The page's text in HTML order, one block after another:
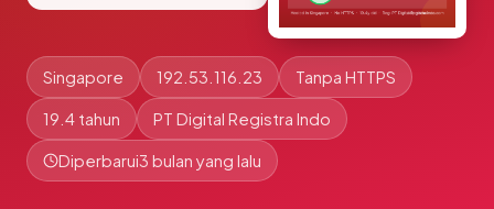
Singapore 192.53.116.23 Tanpa HTTPS
19.4 tahun PT Digital Registra Indo
Diperbarui3 bulan yang lalu